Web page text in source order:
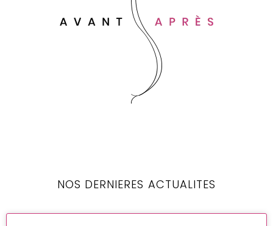
NOS DERNIERES ACTUALITES